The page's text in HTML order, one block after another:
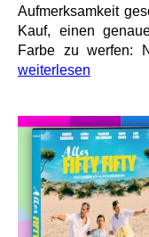
Aufmerksamkeit
Kauf, einen
Farbe zu werfen:
weiterlesen